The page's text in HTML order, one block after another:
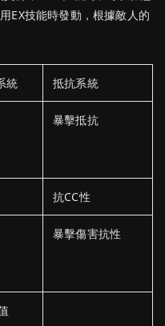
EX技能時發動，根據敵人的
統 抵抗系統
暴擊抵抗
抗CC性
暴擊傷害抗性